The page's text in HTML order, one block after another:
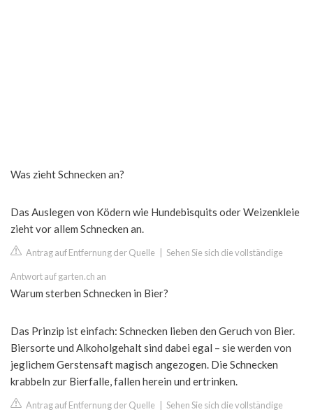
Was zieht Schnecken an?
Das Auslegen von Ködern wie Hundebisquits oder Weizenkleie
zieht vor allem Schnecken an.
Antrag auf Entfernung der Quelle Sehen Sie sich die vollständige
Antwort auf garten.ch an
Warum sterben Schnecken in Bier?
Das Prinzip ist einfach: Schnecken lieben den Geruch von Bier.
Biersorte und Alkoholgehalt sind dabei egal – sie werden von
jeglichem Gerstensaft magisch angezogen. Die Schnecken
krabbeln zur Bierfalle, fallen herein und ertrinken.
Antrag auf Entfernung der Quelle Sehen Sie sich die vollständige